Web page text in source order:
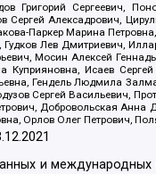
Григорий Сергеевич,
Алексадрович,
Паркер Марина
Лев Дмитриевич,
Мосин Алексей
Исаев
Гендель Людмила
Сергей Васильевич,
Добровольская
Орлов Олег Петрович,
и